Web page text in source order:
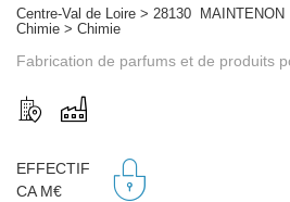
Centre-Val de Loire > 28130 MAINTENON
Chimie > Chimie
Fabrication de parfums et de produits
EFFECTIF
CA M€